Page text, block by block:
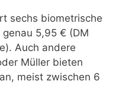
sechs biometrische
5,95 € (DM
Auch andere
Müller bieten
meist zwischen 6